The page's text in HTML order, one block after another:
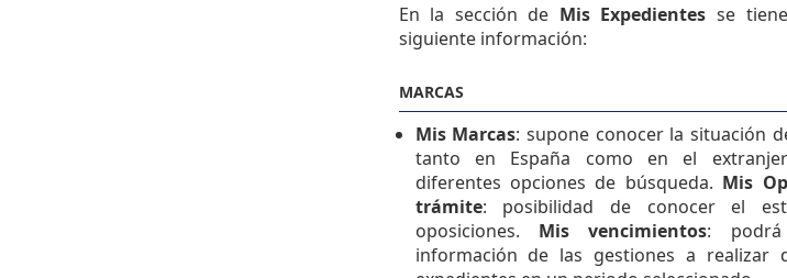
En la sección de Mis Expedientes se
siguiente información:
MARCAS
Mis Marcas: supone conocer la situación
tanto en España como en el
diferentes opciones de búsqueda. Mis
trámite: posibilidad de conocer el
oposiciones. Mis vencimientos:
información de las gestiones a realizar